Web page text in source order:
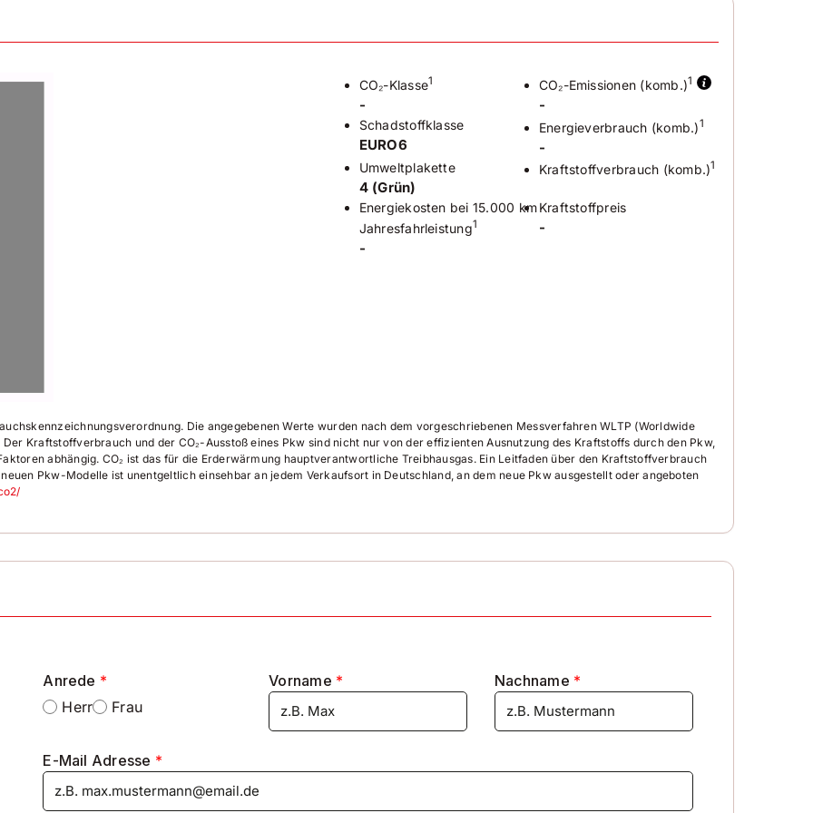
elektr.
CO₂-Klasse1
-
CO₂-Emissionen (komb.)1
-
Schadstoffklasse
EURO6
Energieverbrauch (komb.)1
-
Umweltplakette
4 (Grün)
Kraftstoffverbrauch (komb.)1
Energiekosten bei 15.000 km
Jahresfahrleistung1
-
Kraftstoffpreis
-
Die angegebenen Werte wurden nach dem vorgeschriebenen Messverfahren WLTP (Worldwide
Kraftstoffverbrauch und der CO₂-Ausstoß eines Pkw sind nicht nur von der effizienten Ausnutzung des Kraftstoffs durch den Pkw,
abhängig. CO₂ ist das für die Erderwärmung hauptverantwortliche Treibhausgas. Ein Leitfaden über den Kraftstoffverbrauch
Pkw-Modelle ist unentgeltlich einsehbar an jedem Verkaufsort in Deutschland, an dem neue Pkw ausgestellt oder angeboten
Anrede *
Herr
Frau
Vorname * Nachname *
E-Mail Adresse *